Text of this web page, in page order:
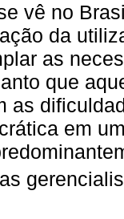
vê no
da
as
que
as
em